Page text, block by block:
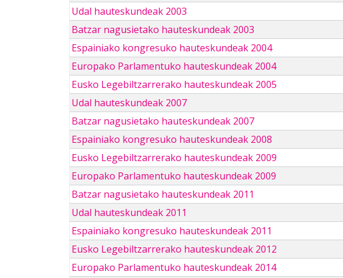
Udal hauteskundeak 2003
Batzar nagusietako hauteskundeak 2003
Espainiako kongresuko hauteskundeak 2004
Europako Parlamentuko hauteskundeak 2004
Eusko Legebiltzarrerako hauteskundeak 2005
Udal hauteskundeak 2007
Batzar nagusietako hauteskundeak 2007
Espainiako kongresuko hauteskundeak 2008
Eusko Legebiltzarrerako hauteskundeak 2009
Europako Parlamentuko hauteskundeak 2009
Batzar nagusietako hauteskundeak 2011
Udal hauteskundeak 2011
Espainiako kongresuko hauteskundeak 2011
Eusko Legebiltzarrerako hauteskundeak 2012
Europako Parlamentuko hauteskundeak 2014